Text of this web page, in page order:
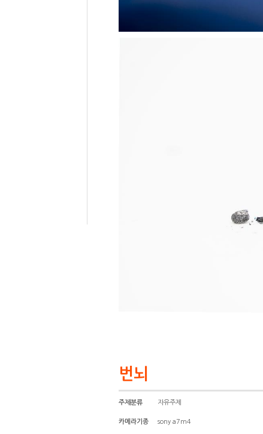
번뇌
주제분류 자유주제
카메라기종 sony a7m4